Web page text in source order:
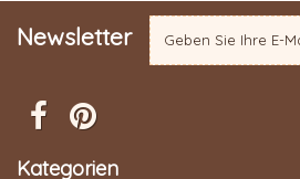
Newsletter
Kategorien